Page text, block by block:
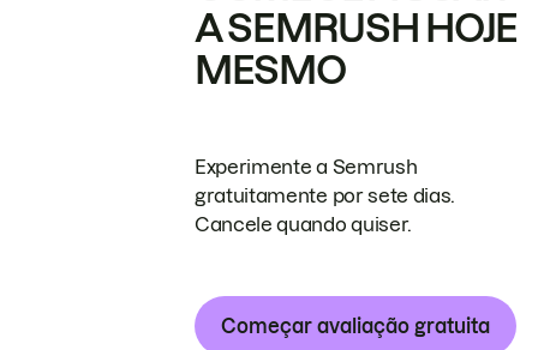
A SEMRUSH HOJE
MESMO
Experimente a Semrush
gratuitamente por sete dias.
Cancele quando quiser.
Começar avaliação gratuita